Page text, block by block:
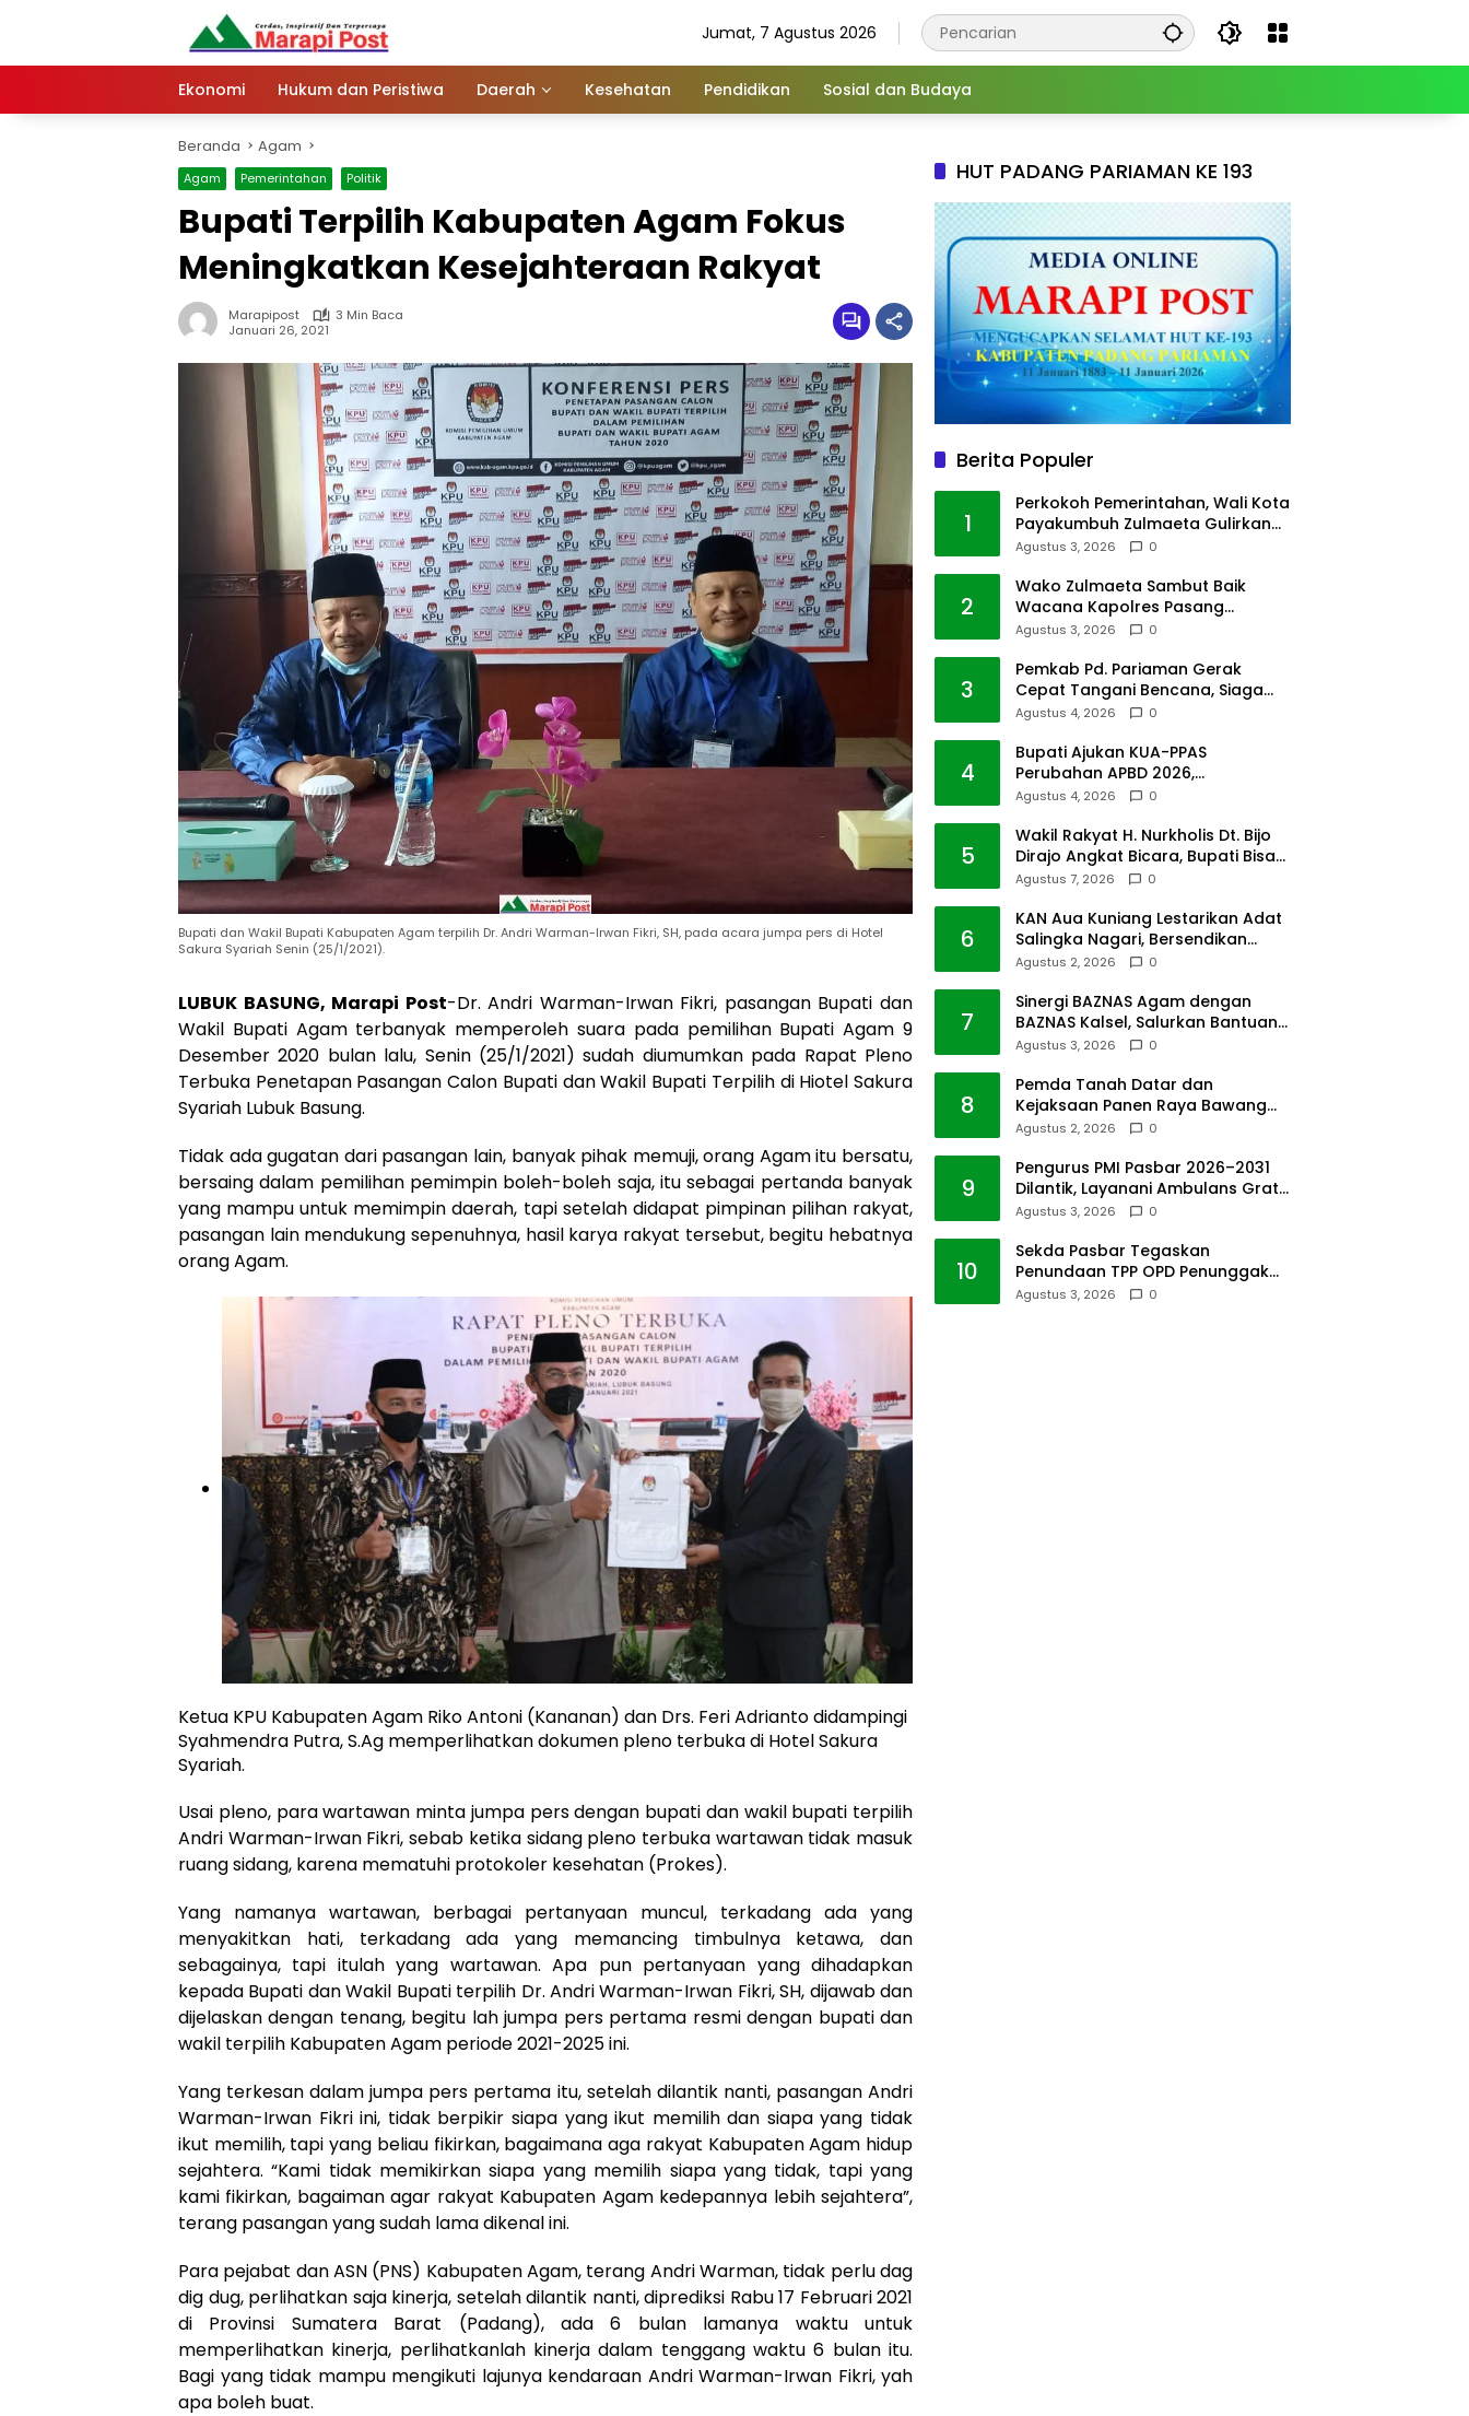
Jumat, 7 Agustus 2026
Ekonomi Hukum dan Peristiwa Daerah Kesehatan Pendidikan Sosial dan Budaya
Beranda Agam
Agam Pemerintahan Politik
Bupati Terpilih Kabupaten Agam Fokus
Meningkatkan Kesejahteraan Rakyat
Marapipost
3 Min Baca
Januari 26, 2021
Bupati dan Wakil Bupati Kabupaten Agam terpilih Dr. Andri Warman-Irwan Fikri, SH, pada acara jumpa pers di Hotel
Sakura Syariah Senin (25/1/2021).
LUBUK BASUNG, Marapi Post-Dr. Andri Warman-Irwan Fikri, pasangan Bupati dan
Wakil Bupati Agam terbanyak memperoleh suara pada pemilihan Bupati Agam 9
Desember 2020 bulan lalu, Senin (25/1/2021) sudah diumumkan pada Rapat Pleno
Terbuka Penetapan Pasangan Calon Bupati dan Wakil Bupati Terpilih di Hiotel Sakura
Syariah Lubuk Basung.
Tidak ada gugatan dari pasangan lain, banyak pihak memuji, orang Agam itu bersatu,
bersaing dalam pemilihan pemimpin boleh-boleh saja, itu sebagai pertanda banyak
yang mampu untuk memimpin daerah, tapi setelah didapat pimpinan pilihan rakyat,
pasangan lain mendukung sepenuhnya, hasil karya rakyat tersebut, begitu hebatnya
orang Agam.
Ketua KPU Kabupaten Agam Riko Antoni (Kananan) dan Drs. Feri Adrianto didampingi
Syahmendra Putra, S.Ag memperlihatkan dokumen pleno terbuka di Hotel Sakura
Syariah.
Usai pleno, para wartawan minta jumpa pers dengan bupati dan wakil bupati terpilih
Andri Warman-Irwan Fikri, sebab ketika sidang pleno terbuka wartawan tidak masuk
ruang sidang, karena mematuhi protokoler kesehatan (Prokes).
Yang namanya wartawan, berbagai pertanyaan muncul, terkadang ada yang
menyakitkan hati, terkadang ada yang memancing timbulnya ketawa, dan
sebagainya, tapi itulah yang wartawan. Apa pun pertanyaan yang dihadapkan
kepada Bupati dan Wakil Bupati terpilih Dr. Andri Warman-Irwan Fikri, SH, dijawab dan
dijelaskan dengan tenang, begitu lah jumpa pers pertama resmi dengan bupati dan
wakil terpilih Kabupaten Agam periode 2021-2025 ini.
Yang terkesan dalam jumpa pers pertama itu, setelah dilantik nanti, pasangan Andri
Warman-Irwan Fikri ini, tidak berpikir siapa yang ikut memilih dan siapa yang tidak
ikut memilih, tapi yang beliau fikirkan, bagaimana aga rakyat Kabupaten Agam hidup
sejahtera. “Kami tidak memikirkan siapa yang memilih siapa yang tidak, tapi yang
kami fikirkan, bagaiman agar rakyat Kabupaten Agam kedepannya lebih sejahtera”,
terang pasangan yang sudah lama dikenal ini.
Para pejabat dan ASN (PNS) Kabupaten Agam, terang Andri Warman, tidak perlu dag
dig dug, perlihatkan saja kinerja, setelah dilantik nanti, diprediksi Rabu 17 Februari 2021
di Provinsi Sumatera Barat (Padang), ada 6 bulan lamanya waktu untuk
memperlihatkan kinerja, perlihatkanlah kinerja dalam tenggang waktu 6 bulan itu.
Bagi yang tidak mampu mengikuti lajunya kendaraan Andri Warman-Irwan Fikri, yah
apa boleh buat.
HUT PADANG PARIAMAN KE 193
Berita Populer
1
Perkokoh Pemerintahan, Wali Kota
Payakumbuh Zulmaeta Gulirkan
Jabatan
Agustus 3, 2026 0
2
Wako Zulmaeta Sambut Baik
Wacana Kapolres Pasang
Kamera Pantau Lalin
Agustus 3, 2026 0
3
Pemkab Pd. Pariaman Gerak
Cepat Tangani Bencana, Siaga
Cuaca Ekstrem
Agustus 4, 2026 0
4
Bupati Ajukan KUA-PPAS
Perubahan APBD 2026,
Pendapatan Pasbar Naik 15
Agustus 4, 2026 0
5
Wakil Rakyat H. Nurkholis Dt. Bijo
Dirajo Angkat Bicara, Bupati Bisa
Digugat
Agustus 7, 2026 0
6
KAN Aua Kuniang Lestarikan Adat
Salingka Nagari, Bersendikan
Kitabullah
Agustus 2, 2026 0
7
Sinergi BAZNAS Agam dengan
BAZNAS Kalsel, Salurkan Bantuan
Bencana Alam
Agustus 3, 2026 0
8
Pemda Tanah Datar dan
Kejaksaan Panen Raya Bawang
Merah di Sawah Tangah
Agustus 2, 2026 0
9
Pengurus PMI Pasbar 2026–2031
Dilantik, Layanani Ambulans Gratis
ke Padang
Agustus 3, 2026 0
10
Sekda Pasbar Tegaskan
Penundaan TPP OPD Penunggak
Pajak Kendaraan Dinas
Agustus 3, 2026 0